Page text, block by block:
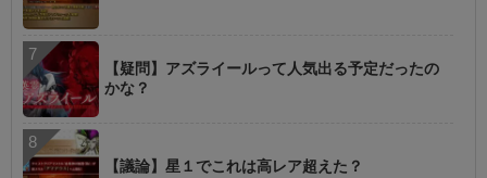
【疑問】アズライールって人気出る予定だったの
かな？
【議論】星１でこれは高レア超えた？